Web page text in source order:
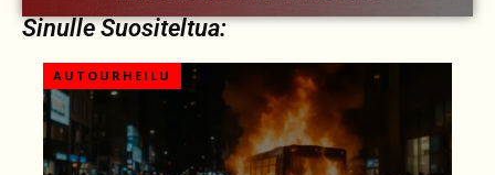
Sinulle Suositeltua:
AUTOURHEILU